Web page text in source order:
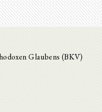
Glaubens (BKV)